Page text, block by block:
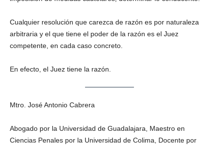
Bluesky
Threads
Cualquier resolución que carezca de razón es por naturaleza
arbitraria y el que tiene el poder de la razón es el Juez
competente, en cada caso concreto.
En efecto, el Juez tiene la razón.
Mtro. José Antonio Cabrera
Abogado por la Universidad de Guadalajara, Maestro en
Ciencias Penales por la Universidad de Colima, Docente por